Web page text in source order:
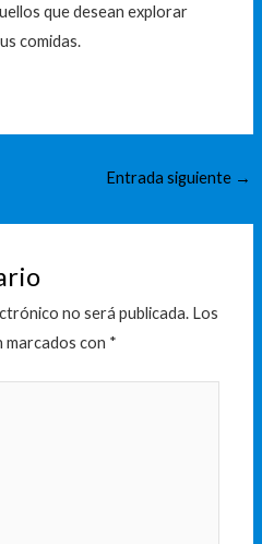
que desean explorar
comidas.
Entrada siguiente →
no será publicada. Los
con *